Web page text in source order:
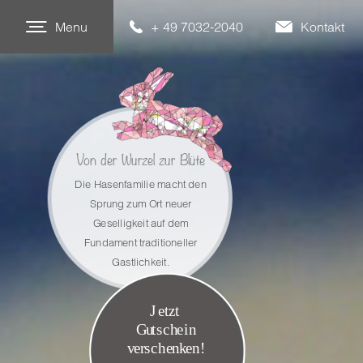
Menu + 49 7032-2040 Kontakt
Von der Wurzel zur Blüte
Die Hasenfamilie macht den
Sprung zum Ort neuer
Geselligkeit auf dem
Fundament traditioneller
Gastlichkeit.